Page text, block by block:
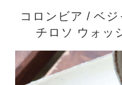
コロンビア / ベ
チロソ ウォッ